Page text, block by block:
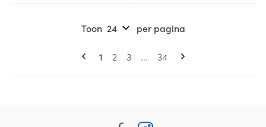
Pagina's
U lees momenteel pagina
1 Pagina
2 Pagina
3 ... Pagina
34
Toon per pagina